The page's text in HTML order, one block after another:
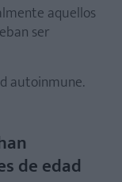
aquellos
ser
autoinmune.
de edad